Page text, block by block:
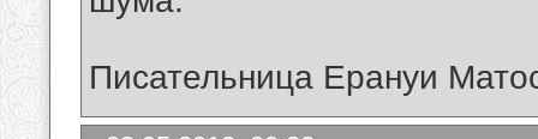
Писательница Ерануи